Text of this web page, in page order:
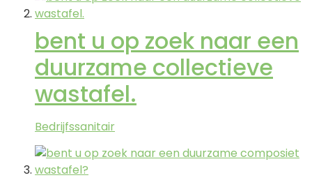
bent u op zoek naar een
duurzame collectieve
wastafel.
Bedrijfssanitair